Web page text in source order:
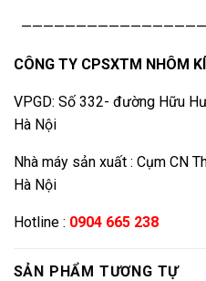
CÔNG TY CPSXTM NHÔM
VPGD: Số 332- đường Hữu
Hà Nội
Nhà máy sản xuất : Cụm CN
Hà Nội
Hotline : 0904 665 238
SẢN PHẨM TƯƠNG TỰ